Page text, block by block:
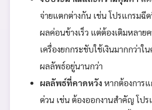
จ่ายแตกต่างกัน เช่น โปรแกรมฉี
ผลค่อนข้างเร็ว แต่ต้องเติมหลาย
เครื่องยกกระชับใช้เงินมากกว่าใ
ผลลัพธ์อยู่นานกว่า
ผลลัพธ์ที่คาดหวัง หากต้องการแ
ด่วน เช่น ต้องออกงานสำคัญ โป